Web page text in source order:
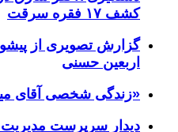
کشف ۱۷ فقره سرقت
گزارش تصویری از
اربعین حسنی
«زندگی شخصی آقای
دیدار سرپرست مدیریت